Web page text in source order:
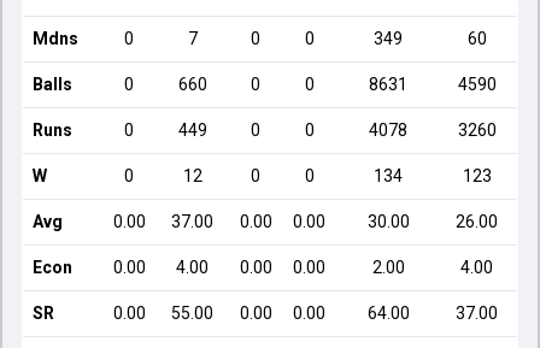
Mdns 0 7 0 0 349 60
Balls 0 660 0 0 8631 4590
Runs 0 449 0 0 4078 3260
W 0 12 0 0 134 123
Avg 0.00 37.00 0.00 0.00 30.00 26.00
Econ 0.00 4.00 0.00 0.00 2.00 4.00
SR 0.00 55.00 0.00 0.00 64.00 37.00